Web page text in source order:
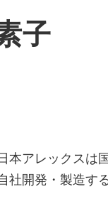
子
日本アレックスは
社開発・製造す